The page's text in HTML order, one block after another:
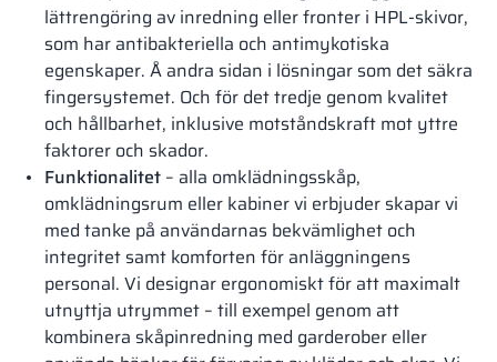
lättrengöring av inredning eller fronter i HPL-skivor,
som har antibakteriella och antimykotiska
egenskaper. Å andra sidan i lösningar som det säkra
fingersystemet. Och för det tredje genom kvalitet
och hållbarhet, inklusive motståndskraft mot yttre
faktorer och skador.
Funktionalitet – alla omklädningsskåp,
omklädningsrum eller kabiner vi erbjuder skapar vi
med tanke på användarnas bekvämlighet och
integritet samt komforten för anläggningens
personal. Vi designar ergonomiskt för att maximalt
utnyttja utrymmet – till exempel genom att
kombinera skåpinredning med garderober eller